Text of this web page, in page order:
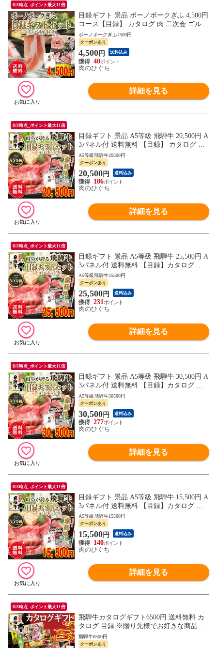
8/8時点_ポイント最大11倍
目録ギフト 景品 ボーノポークぎふ 4,500円
コース【目録】 カタログ 肉 二次会 ゴルフ
コンペ ビンゴ 忘年会 新年会 歓送迎会 イ
ベント
ボーノポークぎふ4500円
クーポンあり
4,500円 送料込み
40
肉のひぐち
詳細を見る
8/8時点_ポイント最大11倍
目録ギフト 景品 A5等級 飛騨牛 20,500円 A
3パネル付 送料無料 【目録】 カタログ 肉
二次会 ゴルフ コンペ ビンゴ 忘年会 新年
会 歓送迎会 イベント
A5等級飛騨牛20500円
クーポンあり
20,500円 送料込み
186
肉のひぐち
詳細を見る
8/8時点_ポイント最大11倍
目録ギフト 景品 A5等級 飛騨牛 25,500円 A
3パネル付 送料無料 【目録】カタログ 肉
二次会 ゴルフ コンペ ビンゴ 忘年会 新年
会 歓送迎会 イベント
A5等級飛騨牛25500円
クーポンあり
25,500円 送料込み
231
肉のひぐち
詳細を見る
8/8時点_ポイント最大11倍
目録ギフト 景品 A5等級 飛騨牛 30,500円 A
3パネル付 送料無料 【目録】カタログ 肉
二次会 ゴルフ コンペ ビンゴ 忘年会 新年
会 歓送迎会 イベント
A5等級飛騨牛30500円
クーポンあり
30,500円 送料込み
277
肉のひぐち
詳細を見る
8/8時点_ポイント最大11倍
目録ギフト 景品 A5等級 飛騨牛 15,500円 A
3パネル付 送料無料 【目録】カタログ 肉
二次会 ゴルフ コンペ ビンゴ 忘年会 新年
会 歓送迎会 イベント
A5等級飛騨牛15500円
クーポンあり
15,500円 送料込み
140
肉のひぐち
詳細を見る
8/8時点_ポイント最大11倍
飛騨牛カタログギフト6500円 送料無料 カ
タログ 目録 ※贈り先様でお好きな商品を
選んでいただけます カタログ 福利厚生 内
祝 御礼 お祝い 御祝 肉 グルメ ギフト
飛騨牛6500円
クーポンあり